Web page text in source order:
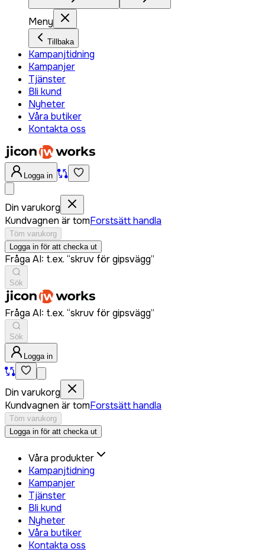
Meny
Tillbaka
Kampanjtidning
Kampanjer
Tjänster
Bli kund
Nyheter
Våra butiker
Kontakta oss
Logga in
Din varukorg
Kundvagnen är tomForstsätt handla
Töm varukorg
Logga in för att checka ut
Fråga AI: t.ex. “skruv för gipsvägg”
Sök
Fråga AI: t.ex. “skruv för gipsvägg”
Sök
Logga in
Din varukorg
Kundvagnen är tomForstsätt handla
Töm varukorg
Logga in för att checka ut
Våra produkter
Kampanjtidning
Kampanjer
Tjänster
Bli kund
Nyheter
Våra butiker
Kontakta oss